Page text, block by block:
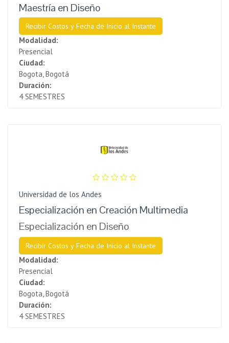
Maestría en Diseño
Recibir Costos y Fecha de Inicio al Instante
Modalidad:
Presencial
Ciudad:
Bogota, Bogotá
Duración:
4 SEMESTRES
Universidad de los Andes
Especialización en Creación Multimedia
Especialización en Diseño
Recibir Costos y Fecha de Inicio al Instante
Modalidad:
Presencial
Ciudad:
Bogota, Bogotá
Duración:
4 SEMESTRES